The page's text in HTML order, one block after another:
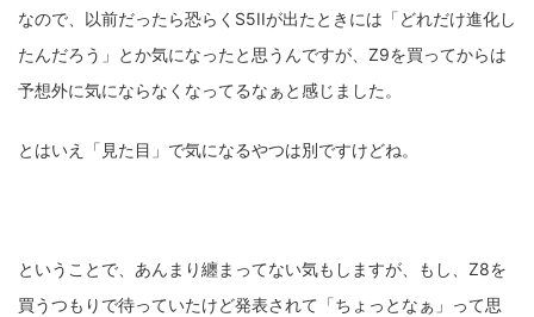
なので、以前だったら恐らくS5IIが出たときには「どれだけ進化し
たんだろう」とか気になったと思うんですが、Z9を買ってからは
予想外に気にならなくなってるなぁと感じました。
とはいえ「見た目」で気になるやつは別ですけどね。
ということで、あんまり纏まってない気もしますが、もし、Z8を
買うつもりで待っていたけど発表されて「ちょっとなぁ」って思